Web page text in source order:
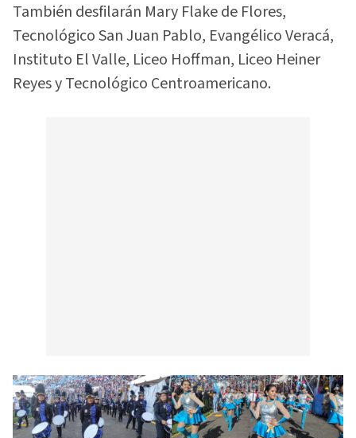
También desfilarán Mary Flake de Flores,
Tecnológico San Juan Pablo, Evangélico Veracá,
Instituto El Valle, Liceo Hoffman, Liceo Heiner
Reyes y Tecnológico Centroamericano.